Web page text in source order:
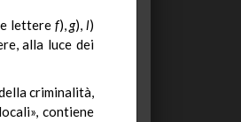
lettere f),g),l)
alla luce dei
criminalità,
contiene